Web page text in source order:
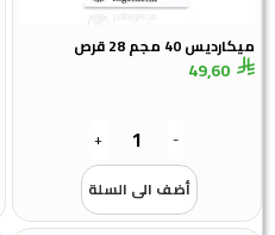
ميكارديس 40 مجم 28 قرص
49,60
-
+
أضف الى السلة